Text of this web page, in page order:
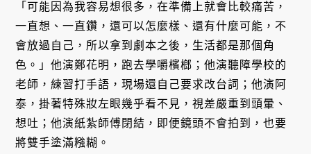
「可能因為我容易想很多，在準備上就會比較痛苦，
一直想、一直鑽，還可以怎麼樣、還有什麼可能，不
會放過自己，所以拿到劇本之後，生活都是那個角
色。」他演鄭花明，跑去學嚼檳榔；他演聽障學校的
老師，練習打手語，現場還自己要求改台詞；他演阿
泰，掛著特殊妝左眼幾乎看不見，視差嚴重到頭暈、
想吐；他演紙紮師傅閉結，即便鏡頭不會拍到，也要
將雙手塗滿糨糊。